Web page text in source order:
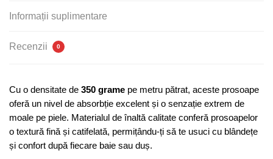
Informații suplimentare
Recenzii 0
Cu o densitate de 350 grame pe metru pătrat, aceste prosoape
oferă un nivel de absorbție excelent și o senzație extrem de
moale pe piele. Materialul de înaltă calitate conferă prosoapelor
o textură fină și catifelată, permițându-ți să te usuci cu blândețe
și confort după fiecare baie sau duș.